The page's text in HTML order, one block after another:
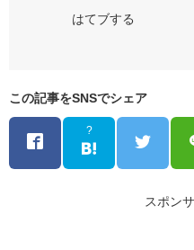
この記事をSNSでシェア
?
スポン